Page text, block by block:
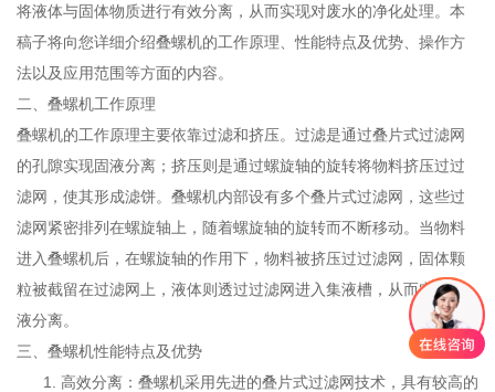
将液体与固体物质进行有效分离，从而实现对废水的净化处理。本
稿子将向您详细介绍叠螺机的工作原理、性能特点及优势、操作方
法以及应用范围等方面的内容。
二、叠螺机工作原理
叠螺机的工作原理主要依靠过滤和挤压。过滤是通过叠片式过滤网
的孔隙实现固液分离；挤压则是通过螺旋轴的旋转将物料挤压过过
滤网，使其形成滤饼。叠螺机内部设有多个叠片式过滤网，这些过
滤网紧密排列在螺旋轴上，随着螺旋轴的旋转而不断移动。当物料
进入叠螺机后，在螺旋轴的作用下，物料被挤压过过滤网，固体颗
粒被截留在过滤网上，液体则透过过滤网进入集液槽，从而实现固
液分离。
三、叠螺机性能特点及优势
高效分离：叠螺机采用先进的叠片式过滤网技术，具有较高的